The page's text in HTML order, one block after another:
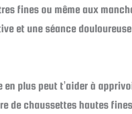
fines ou même aux
et une séance
plus peut t’aider à
de chaussettes hautes